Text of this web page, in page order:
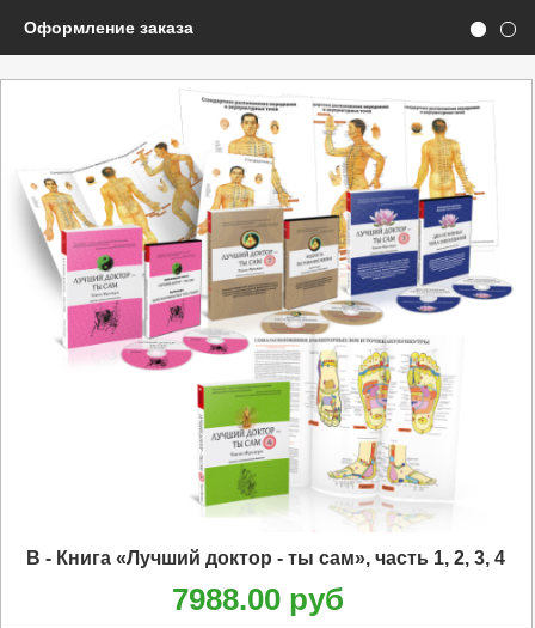
Оформление заказа
B - Книга «Лучший доктор - ты сам», часть 1, 2, 3, 4
7988.00 руб